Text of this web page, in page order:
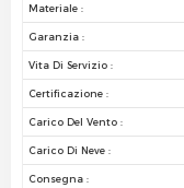
Materiale :
Garanzia :
Vita Di Servizio :
Certificazione :
Carico Del Vento :
Carico Di Neve :
Consegna :